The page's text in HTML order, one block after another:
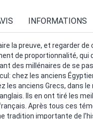
INFORMATIONS
la preuve, et regarder de
de proportionnalité, qui
des millénaires de se
chez les anciens
les anciens Grecs, dans
Ils en ont tiré les
Après tous ces
tradition importante de